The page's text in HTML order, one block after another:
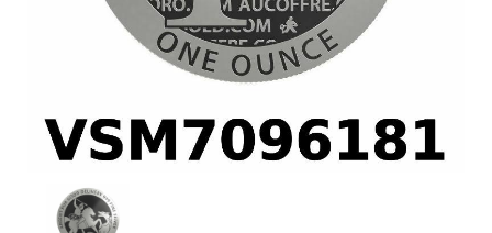
produit